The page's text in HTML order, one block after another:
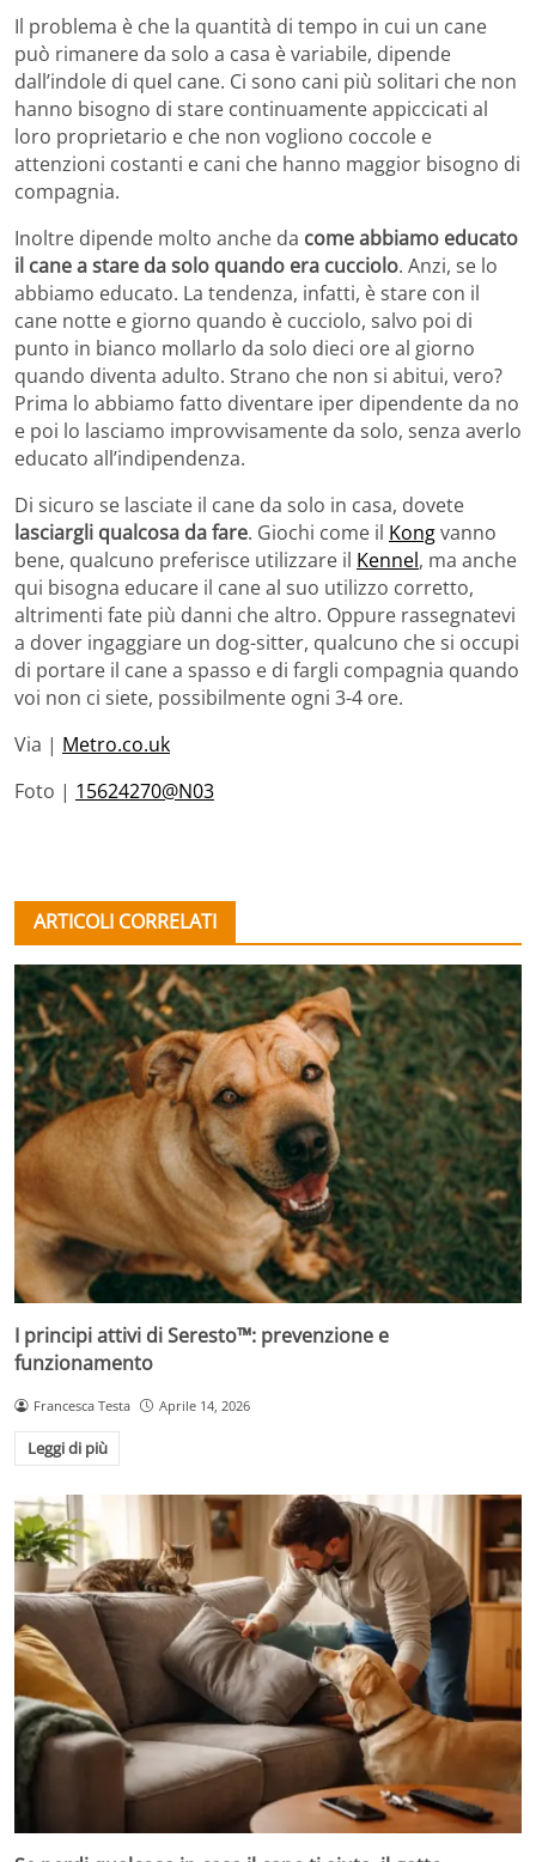
Il problema è che la quantità di tempo in cui un cane
può rimanere da solo a casa è variabile, dipende
dall’indole di quel cane. Ci sono cani più solitari che non
hanno bisogno di stare continuamente appiccicati al
loro proprietario e che non vogliono coccole e
attenzioni costanti e cani che hanno maggior bisogno di
compagnia.
Inoltre dipende molto anche da come abbiamo educato
il cane a stare da solo quando era cucciolo. Anzi, se lo
abbiamo educato. La tendenza, infatti, è stare con il
cane notte e giorno quando è cucciolo, salvo poi di
punto in bianco mollarlo da solo dieci ore al giorno
quando diventa adulto. Strano che non si abitui, vero?
Prima lo abbiamo fatto diventare iper dipendente da no
e poi lo lasciamo improvvisamente da solo, senza averlo
educato all’indipendenza.
Di sicuro se lasciate il cane da solo in casa, dovete
lasciargli qualcosa da fare. Giochi come il Kongvanno
bene, qualcuno preferisce utilizzare il Kennel, ma anche
qui bisogna educare il cane al suo utilizzo corretto,
altrimenti fate più danni che altro. Oppure rassegnatevi
a dover ingaggiare un dog-sitter, qualcuno che si occupi
di portare il cane a spasso e di fargli compagnia quando
voi non ci siete, possibilmente ogni 3-4 ore.
Via | Metro.co.uk
Foto | 15624270@N03
ARTICOLI CORRELATI
I principi attivi di Seresto™: prevenzione e
funzionamento
Francesca Testa Aprile 14, 2026
Leggi di più